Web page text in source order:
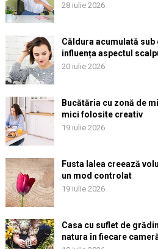
28 iulie 2026
Căldura acumulată
influența aspectul
20 iulie 2026
Bucătăria cu zonă de
mici folosite creativ
19 iulie 2026
Fusta lalea creează
un mod controlat
19 iulie 2026
Casa cu suflet de
natura în fiecare